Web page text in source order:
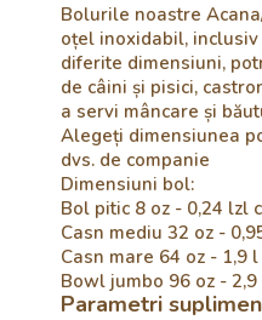
Bolurile noastre
oțel inoxidabil,
diferite dimensiuni,
de câini și pisici,
a servi mâncare și
Alegeți dimensiunea
dvs. de companie
Dimensiuni bol:
Bol pitic 8 oz - 0,24 lzl
Casn mediu 32 oz -
Casn mare 64 oz - 1,9 l
Bowl jumbo 96 oz -
Parametri